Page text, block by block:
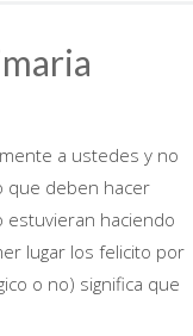
a ustedes y no
que deben hacer
estuvieran haciendo
lugar los felicito por
o no) significa que